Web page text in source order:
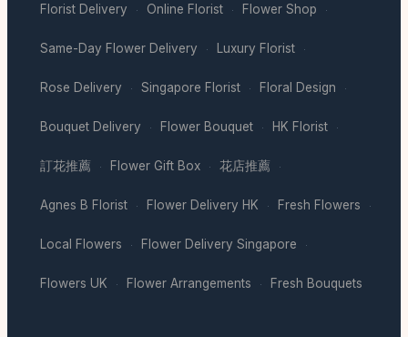
Florist Delivery · Online Florist · Flower Shop ·
Same-Day Flower Delivery · Luxury Florist ·
Rose Delivery · Singapore Florist · Floral Design ·
Bouquet Delivery · Flower Bouquet · HK Florist ·
訂花推薦 · Flower Gift Box · 花店推薦 ·
Agnes B Florist · Flower Delivery HK · Fresh Flowers ·
Local Flowers · Flower Delivery Singapore ·
Flowers UK · Flower Arrangements · Fresh Bouquets